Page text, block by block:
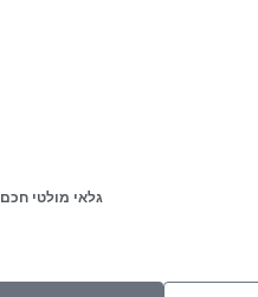
גלאי מולטי חכם